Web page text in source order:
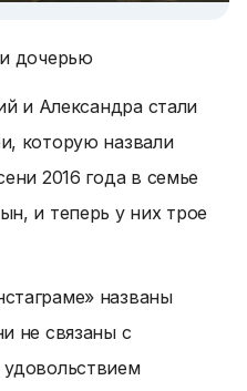
дочерью
и Александра стали
которую назвали
2016 года в семье
и теперь у них трое
названы
не связаны с